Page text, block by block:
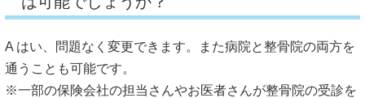
A はい、問題なく変更できます。また病院と整骨院の両方を
通うことも可能です。
※一部の保険会社の担当さんやお医者さんが整骨院の受診を